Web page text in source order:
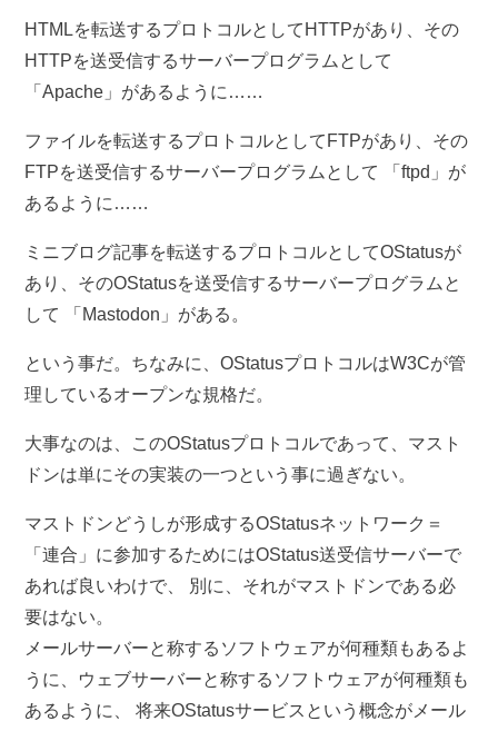
HTMLを転送するプロトコルとしてHTTPがあり、その
HTTPを送受信するサーバープログラムとして
「Apache」があるように……
ファイルを転送するプロトコルとしてFTPがあり、その
FTPを送受信するサーバープログラムとして 「ftpd」が
あるように……
ミニブログ記事を転送するプロトコルとしてOStatusが
あり、そのOStatusを送受信するサーバープログラムと
して 「Mastodon」がある。
という事だ。ちなみに、OStatusプロトコルはW3Cが管
理しているオープンな規格だ。
大事なのは、このOStatusプロトコルであって、マスト
ドンは単にその実装の一つという事に過ぎない。
マストドンどうしが形成するOStatusネットワーク＝
「連合」に参加するためにはOStatus送受信サーバーで
あれば良いわけで、 別に、それがマストドンである必
要はない。
メールサーバーと称するソフトウェアが何種類もあるよ
うに、ウェブサーバーと称するソフトウェアが何種類も
あるように、 将来OStatusサービスという概念がメール